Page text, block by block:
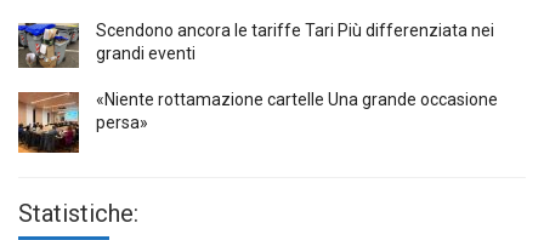
Scendono ancora le tariffe Tari Più differenziata nei
grandi eventi
«Niente rottamazione cartelle Una grande occasione
persa»
Statistiche: